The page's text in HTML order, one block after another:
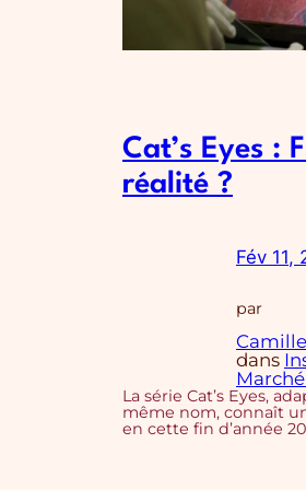
Cat’s Eyes :
réalité ?
Fév 11,
par
dans
La série Cat’s Eyes,
même nom, connaît
en cette fin d’année